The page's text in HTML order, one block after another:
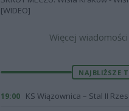
[WIDEO]
Więcej wiadomości
NAJBLIŻSZE
19:00 KS Wiązownica – Stal II